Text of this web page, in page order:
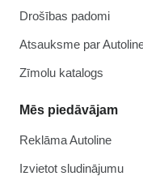
Drošības padomi
Atsauksme par
Zīmolu katalogs
Mēs piedāvājam
Reklāma Autoline
Izvietot sludinājumu